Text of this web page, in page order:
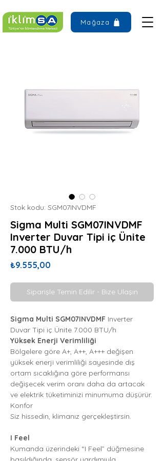
Mağaza
Stok kodu: SGM07INVDMF
Sigma Multi SGM07INVDMF
Inverter Duvar Tipi iç Ünite
7.000 BTU/h
₺9.555,00
Siparişle Temin Edilir - Bize Ulaşın
Sigma Multi SGM07INVDMF Inverter
Duvar Tipi iç Ünite 7.000 BTU/h
Yüksek Enerji Verimliliği
Bölgelere göre A+, A++, A+++ değişen
yüksek enerji verimliliği sayesinde dış
ortam sıcaklığına göre performansı
değişecek verim oranı daha da artacak
ve elektrik tüketiminizi minumuma düşürür.
Konfor
Siz hissedin, klimanız gerçekleştirsin.
I Feel
Kumanda üzerindeki “I Feel” düğmesine